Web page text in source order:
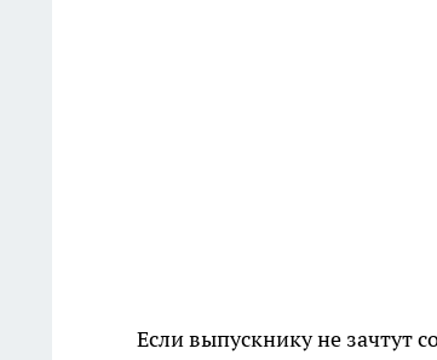
Если выпускнику не зачтут